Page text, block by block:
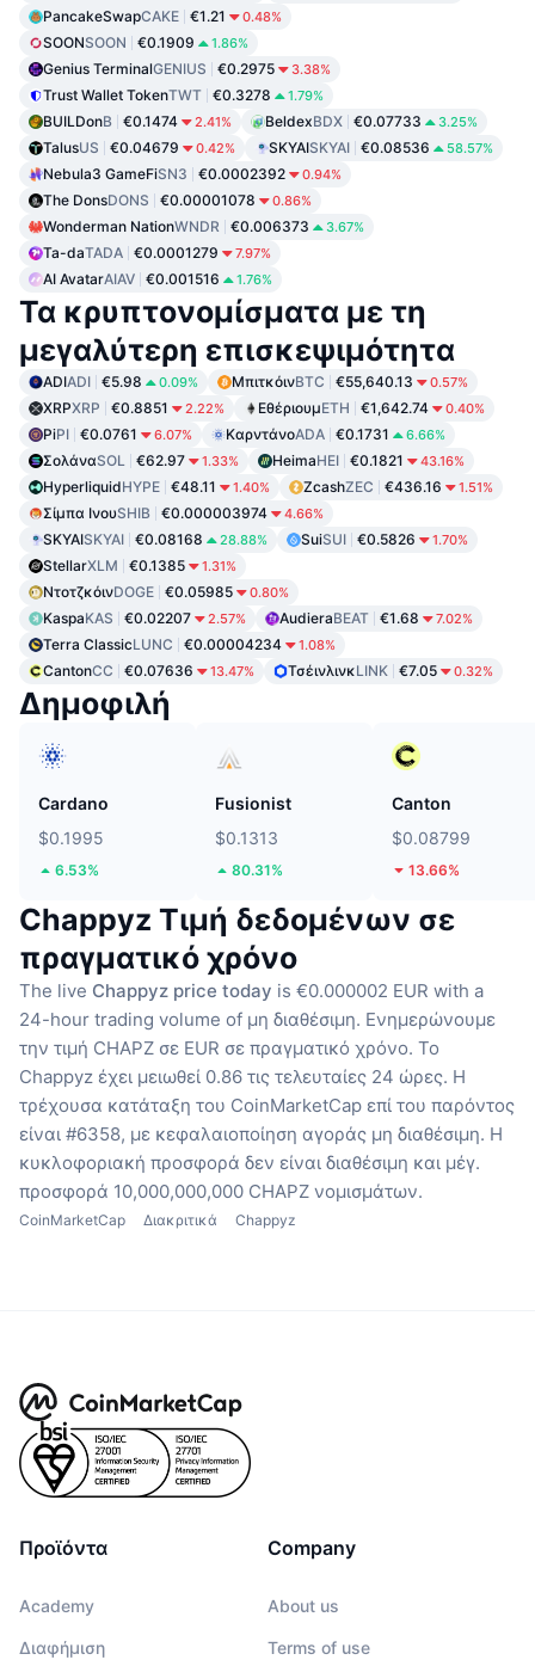
PancakeSwapCAKE €1.21 0.48%
SOONSOON €0.1909 1.86%
Genius TerminalGENIUS €0.2975 3.38%
Trust Wallet TokenTWT €0.3278 1.79%
BUILDonB €0.1474 2.41% BeldexBDX €0.07733 3.25%
TalusUS €0.04679 0.42% SKYAISKYAI €0.08536 58.57%
Nebula3 GameFiSN3 €0.0002392 0.94%
The DonsDONS €0.00001078 0.86%
Wonderman NationWNDR €0.006373 3.67%
Ta-daTADA €0.0001279 7.97%
AI AvatarAIAV €0.001516 1.76%
Τα κρυπτονομίσματα με τη
μεγαλύτερη επισκεψιμότητα
ADIADI €5.98 0.09% ΜπιτκόινBTC €55,640.13 0.57%
XRPXRP €0.8851 2.22% ΕθέριουμETH €1,642.74 0.40%
PiPI €0.0761 6.07% ΚαρντάνοADA €0.1731 6.66%
ΣολάναSOL €62.97 1.33% HeimaHEI €0.1821 43.16%
HyperliquidHYPE €48.11 1.40% ZcashZEC €436.16 1.51%
Σίμπα ΙνουSHIB €0.000003974 4.66%
SKYAISKYAI €0.08168 28.88% SuiSUI €0.5826 1.70%
StellarXLM €0.1385 1.31%
ΝτοτζκόινDOGE €0.05985 0.80%
KaspaKAS €0.02207 2.57% AudieraBEAT €1.68 7.02%
Terra ClassicLUNC €0.00004234 1.08%
CantonCC €0.07636 13.47% ΤσέινλινκLINK €7.05 0.32%
Δημοφιλή
Cardano
$0.1995
6.53%
Fusionist
$0.1313
80.31%
Canton
$0.08799
13.66%
Chappyz Τιμή δεδομένων σε
πραγματικό χρόνο
The live Chappyz price today is €0.000002 EUR with a
24-hour trading volume of μη διαθέσιμη. Ενημερώνουμε
την τιμή CHAPZ σε EUR σε πραγματικό χρόνο. Το
Chappyz έχει μειωθεί 0.86 τις τελευταίες 24 ώρες. Η
τρέχουσα κατάταξη του CoinMarketCap επί του παρόντος
είναι #6358, με κεφαλαιοποίηση αγοράς μη διαθέσιμη. Η
κυκλοφοριακή προσφορά δεν είναι διαθέσιμη και μέγ.
προσφορά 10,000,000,000 CHAPZ νομισμάτων.
CoinMarketCap Διακριτικά Chappyz
Προϊόντα
Academy
Διαφήμιση
Company
About us
Terms of use